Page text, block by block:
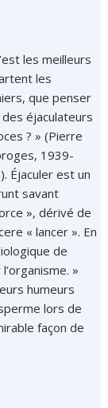
les meilleurs
les
que penser
éjaculateurs
? » (Pierre
1939-
Éjaculer est un
savant
», dérivé de
« lancer ». En
de
»
humeurs
lors de
façon de